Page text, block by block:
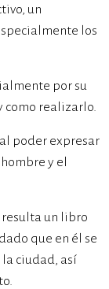
un
los
por su
como realizarlo.
poder expresar
y el
resulta un libro
que en él se
ciudad, así